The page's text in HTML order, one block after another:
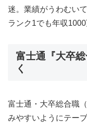
迷。業績がうわむい
ランク1でも年収1000
富士通『大卒
く
富士通・大卒総合職
みやすいようにテー